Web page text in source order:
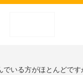
いる方がほとんどで